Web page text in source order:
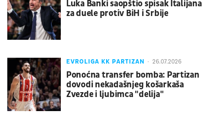
Luka Banki saopštio spisak Italijana
za duele protiv BiH i Srbije
EVROLIGA KK PARTIZAN 26.07.2026
Ponoćna transfer bomba: Partizan
dovodi nekadašnjeg košarkaša
Zvezde i ljubimca "delija"